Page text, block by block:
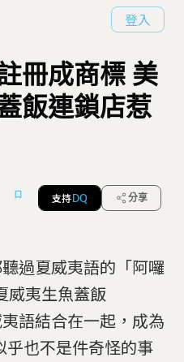
登入
冊成商標 美
飯連鎖店惹
支持 DQ 分享
過夏威夷語的「阿囉
威夷生魚蓋飯
語結合在一起，成為
也不是件奇怪的事